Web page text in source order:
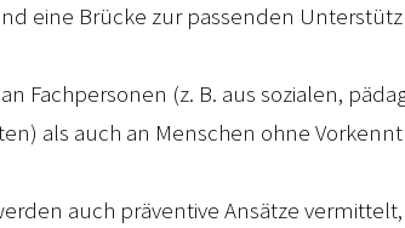
eine Brücke zur passenden
Fachpersonen (z. B. aus sozialen,
als auch an Menschen ohne
auch präventive Ansätze